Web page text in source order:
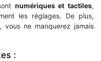
numériques et tactiles,
les réglages. De plus,
ne manquerez jamais
: